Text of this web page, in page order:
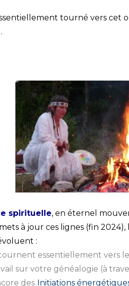
tourné vers cet
spirituelle, en éternel
à jour ces lignes (fin
:
tournent essentiellement vers
sur votre généalogie (à
des Initiations